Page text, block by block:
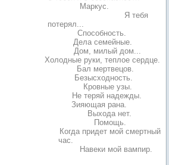
Маркус.
Я тебя
потерял...
Способность.
Дела семейные.
Дом, милый дом...
Холодные руки, теплое сердце.
Бал мертвецов.
Безысходность.
Кровные узы.
Не теряй надежды.
Зияющая рана.
Выхода нет.
Помощь.
Когда придет мой смертный
час.
Навеки мой вампир.